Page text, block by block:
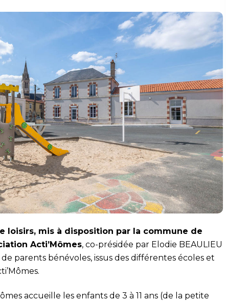
loisirs, mis à disposition par la commune de
Acti’Mômes, co-présidée par Elodie BEAULIEU
parents bénévoles, issus des différentes écoles et
accueille les enfants de 3 à 11 ans (de la petite